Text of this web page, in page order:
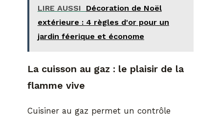
LIRE AUSSI
Décoration de Noël
extérieure : 4 règles d'or pour un
jardin féerique et économe
La cuisson au gaz : le plaisir de la
flamme vive
Cuisiner au gaz permet un contrôle